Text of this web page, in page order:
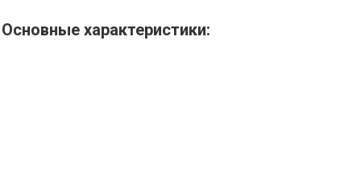
Основные характеристики: